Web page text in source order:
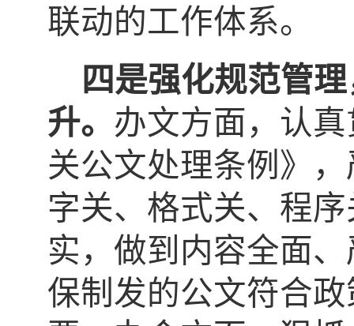
联动的工作体系。
四是强化规范管
升。 办文方面，认
关公文处理条例》
字关、格式关、程
实，做到内容全面
保制发的公文符合